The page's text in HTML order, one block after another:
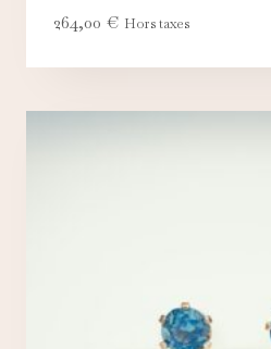
264,00 € Hors taxes